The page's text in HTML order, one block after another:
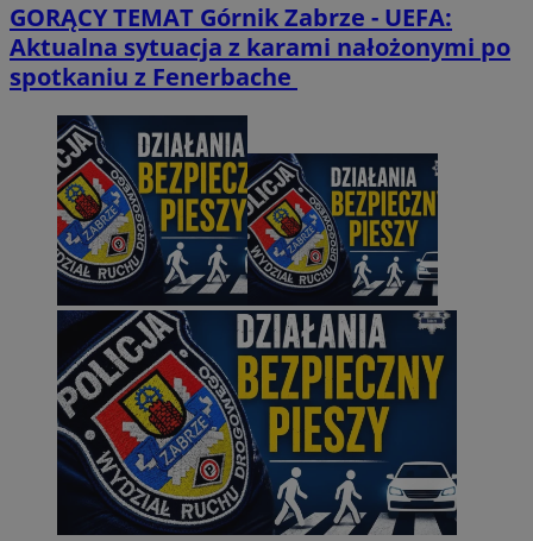
GORĄCY TEMAT Górnik Zabrze - UEFA:
Aktualna sytuacja z karami nałożonymi po
spotkaniu z Fenerbache